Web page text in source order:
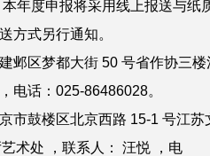
年度申报将采用线上报送与纸
方式另行通知。
邺区梦都大街 50 号省作协三楼
电话： 025-86486028。
市鼓楼区北京西路 15-1 号江苏
术处 ，联系人： 汪悦
，电